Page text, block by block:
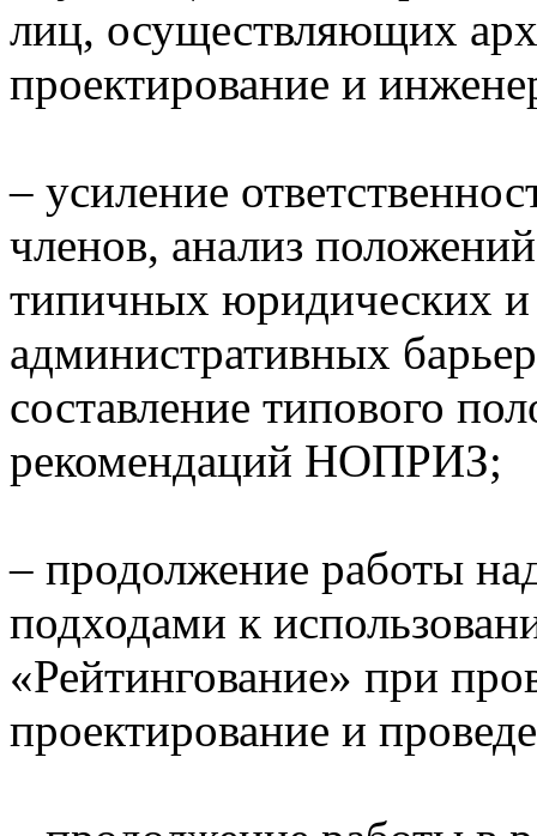
лиц, осуществляющих
проектирование и
– усиление
членов, анализ
типичных юридических
административных
составление типового
рекомендаций НОПРИЗ;
– продолжение работы
подходами к
«Рейтингование» при
проектирование и